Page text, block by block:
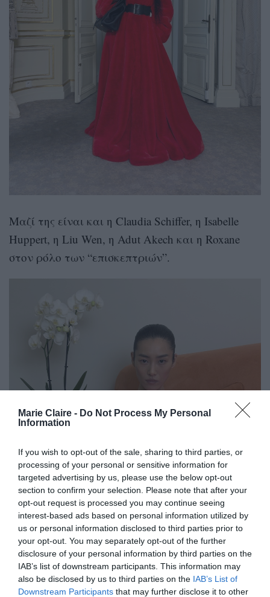
Marie Claire - Do Not Process My Personal
Information
If you wish to opt-out of the sale, sharing to third parties, or
processing of your personal or sensitive information for
targeted advertising by us, please use the below opt-out
section to confirm your selection. Please note that after your
opt-out request is processed you may continue seeing
interest-based ads based on personal information utilized by
us or personal information disclosed to third parties prior to
your opt-out. You may separately opt-out of the further
disclosure of your personal information by third parties on the
IAB’s list of downstream participants. This information may
also be disclosed by us to third parties on the IAB’s List of
Downstream Participants that may further disclose it to other
Μαζί της είναι και η Claudia Schiffer, η Isabelle
Huppert, η Liu Wen, η Adut Akech και η Roxane
στον ρόλο των “επισκεπτριών”.